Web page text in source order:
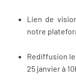
Lien de
notre
Rediffusion le
25 janvier à